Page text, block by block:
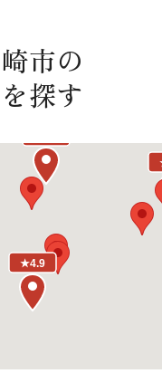
市の
探す